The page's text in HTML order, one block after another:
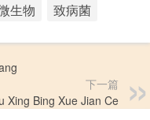
生物 致病菌
下一篇
Xing Bing Xue Jian Ce